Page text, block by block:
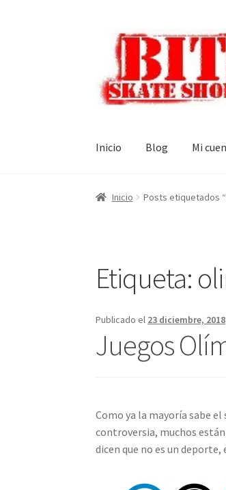
navegación
contenido
Inicio Blog Mi
Inicio Posts etiquetados
Etiqueta:
Publicado el 23 diciembre, 2018
Juegos
Como ya la mayoría sabe
controversia, muchos
dicen que no es un